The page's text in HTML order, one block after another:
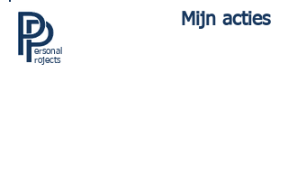
ersonal
rojects
Mijn acties